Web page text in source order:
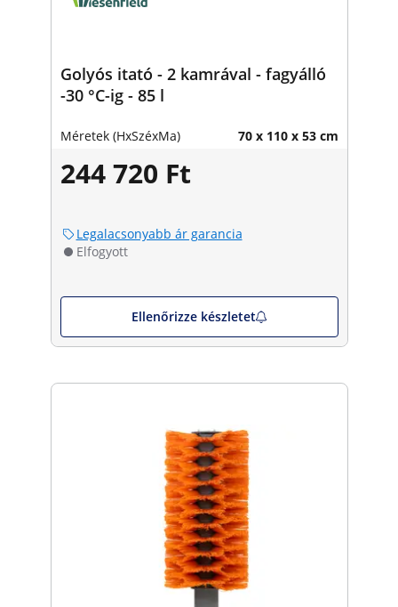
Golyós itató - 2 kamrával - fagyálló
-30 °C-ig - 85 l
Méretek (HxSzéxMa) 70 x 110 x 53 cm
244 720 Ft
Legalacsonyabb ár garancia
Elfogyott
Ellenőrizze készletet